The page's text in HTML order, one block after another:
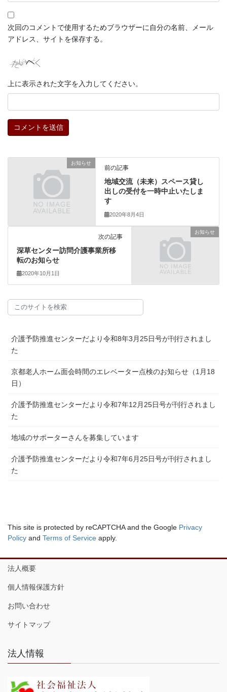
次回のコメントで使用するためブラウザーに自分の名前、メール
アドレス、サイトを保存する。
上に表示された文字を入力してください。
お知らせ
前の記事
地域交流（未来）スペース貸し
出しの受付を一時中止いたしま
す
2020年8月4日
お知らせ
次の記事
深草センター訪問介護事業所移
転のお知らせ
2020年10月1日
介護予防推進センターだより令和8年3月25日号が刊行されまし
た
京都老人ホーム面会時間のエレベーター点検のお知らせ（1月18
日）
介護予防推進センターだより令和7年12月25日号が刊行されまし
た
地域のサポーターさんを募集しています
介護予防推進センターだより令和7年6月25日号が刊行されまし
た
This site is protected by reCAPTCHA and the Google Privacy
Policy and Terms of Service apply.
法人概要
個人情報保護方針
お問い合わせ
サイトマップ
法人情報